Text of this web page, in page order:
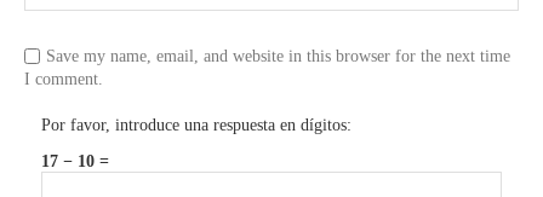
Save my name, email, and website in this browser for the next time
I comment.
Por favor, introduce una respuesta en dígitos:
17 − 10 =